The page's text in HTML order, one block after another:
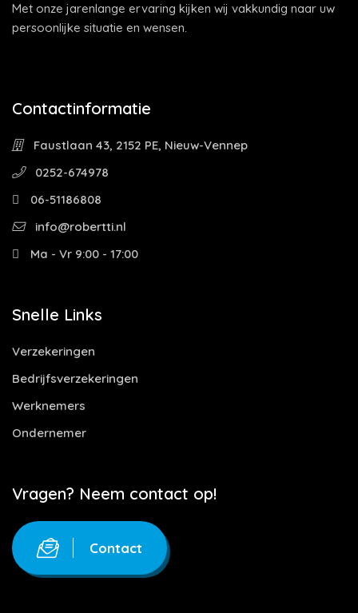
Met onze jarenlange ervaring kijken wij vakkundig naar uw
persoonlijke situatie en wensen.
Contactinformatie
Faustlaan 43, 2152 PE, Nieuw-Vennep
0252-674978
06-51186808
info@robertti.nl
Ma - Vr 9:00 - 17:00
Snelle Links
Verzekeringen
Bedrijfsverzekeringen
Werknemers
Ondernemer
Vragen? Neem contact op!
Contact